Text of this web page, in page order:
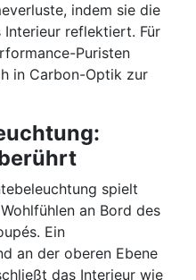
indem sie die
Interieur reflektiert. Für
Puristen
in Carbon-Optik zur
spielt
an Bord des
Ein
an der oberen Ebene
das Interieur wie